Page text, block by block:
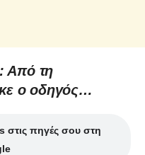
Από τη
ο οδηγός…
στις πηγές σου στη